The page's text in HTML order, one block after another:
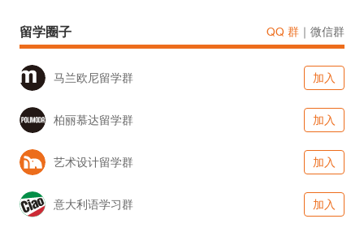
留学圈子 QQ 群 ｜ 微信群
马兰欧尼留学群 加入
柏丽慕达留学群 加入
艺术设计留学群 加入
意大利语学习群 加入